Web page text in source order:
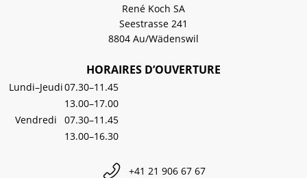
René Koch SA
Seestrasse 241
8804 Au/Wädenswil
HORAIRES D’OUVERTURE
Lundi–Jeudi07.30–11.45
13.00–17.00
Vendredi
07.30–11.45
13.00–16.30
+41 21 906 67 67